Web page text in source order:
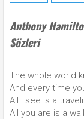
Anthony
Sözleri
The whole world
And every time
All I see is a
All you are is a